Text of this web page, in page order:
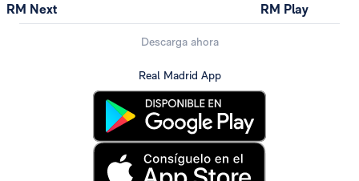
RM Next RM Play
Descarga ahora
Real Madrid App